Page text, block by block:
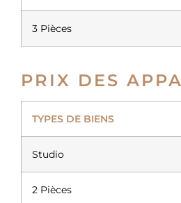
3 Pièces
PRIX DES
TYPES DE BIENS
Studio
2 Pièces